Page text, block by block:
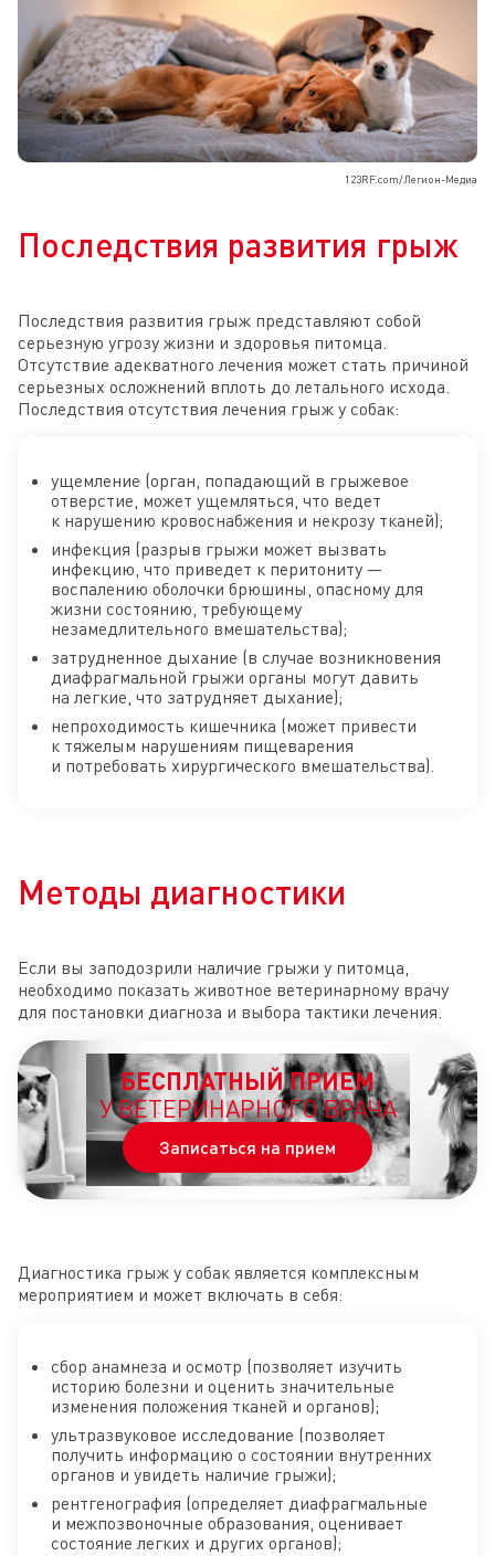
123RF.com/Легион-Медиа
Последствия развития грыж
Последствия развития грыж представляют собой
серьезную угрозу жизни и здоровья питомца.
Отсутствие адекватного лечения может стать причиной
серьезных осложнений вплоть до летального исхода.
Последствия отсутствия лечения грыж у собак:
ущемление (орган, попадающий в грыжевое
отверстие, может ущемляться, что ведет
к нарушению кровоснабжения и некрозу тканей);
инфекция (разрыв грыжи может вызвать
инфекцию, что приведет к перитониту —
воспалению оболочки брюшины, опасному для
жизни состоянию, требующему
незамедлительного вмешательства);
затрудненное дыхание (в случае возникновения
диафрагмальной грыжи органы могут давить
на легкие, что затрудняет дыхание);
непроходимость кишечника (может привести
к тяжелым нарушениям пищеварения
и потребовать хирургического вмешательства).
Методы диагностики
Если вы заподозрили наличие грыжи у питомца,
необходимо показать животное ветеринарному врачу
для постановки диагноза и выбора тактики лечения.
БЕСПЛАТНЫЙ ПРИЕМ
У ВЕТЕРИНАРНОГО ВРАЧА
Записаться на прием
Диагностика грыж у собак является комплексным
мероприятием и может включать в себя:
сбор анамнеза и осмотр (позволяет изучить
историю болезни и оценить значительные
изменения положения тканей и органов);
ультразвуковое исследование (позволяет
получить информацию о состоянии внутренних
органов и увидеть наличие грыжи);
рентгенография (определяет диафрагмальные
и межпозвоночные образования, оценивает
состояние легких и других органов);